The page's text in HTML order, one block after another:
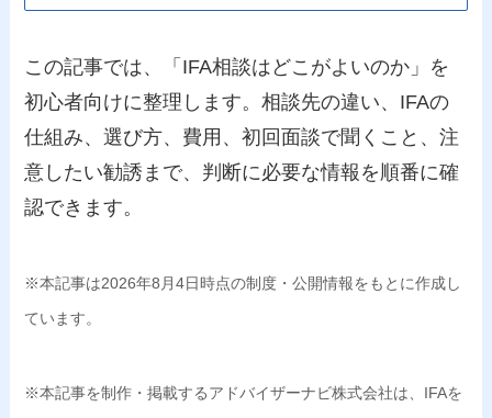
この記事では、「IFA相談はどこがよいのか」を
初心者向けに整理します。相談先の違い、IFAの
仕組み、選び方、費用、初回面談で聞くこと、注
意したい勧誘まで、判断に必要な情報を順番に確
認できます。
※本記事は2026年8月4日時点の制度・公開情報をもとに作成し
ています。
※本記事を制作・掲載するアドバイザーナビ株式会社は、IFAを